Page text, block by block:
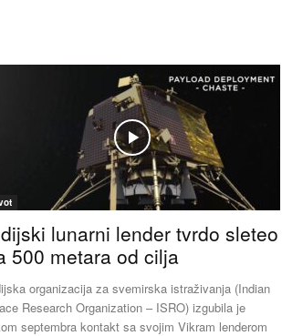
lunarni lender tvrdo sleteo
500 metara od cilja
organizacija za svemirska istraživanja (Indian
Research Organization – ISRO) izgubila je
septembra kontakt sa svojim Vikram lenderom